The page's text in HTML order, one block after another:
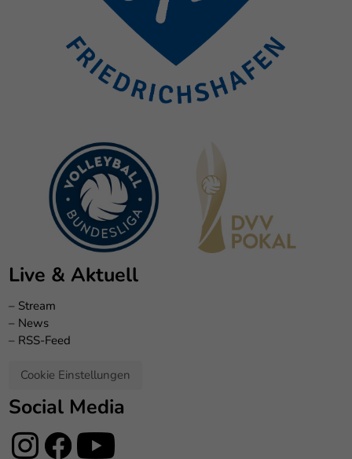
Live & Aktuell
– Stream
– News
– RSS-Feed
Cookie Einstellungen
Social Media